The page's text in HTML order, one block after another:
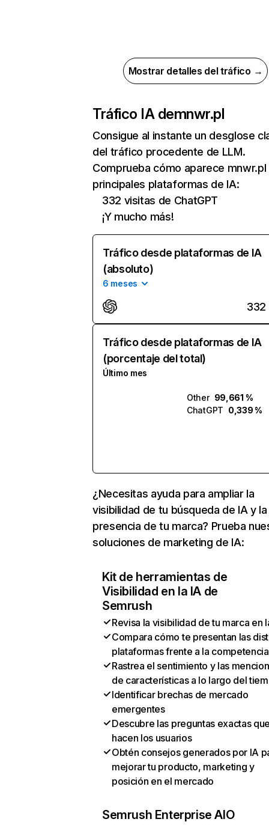
Mostrar detalles del tráfico →
Tráfico IA demnwr.pl
Consigue al instante un desglose
del tráfico procedente de LLM.
Comprueba cómo aparece mnwr.pl
principales plataformas de IA:
332 visitas de ChatGPT
¡Y mucho más!
Tráfico desde plataformas de IA
(absoluto)
6 meses
332
Tráfico desde plataformas de IA
(porcentaje del total)
Último mes
Other 99,661 %
ChatGPT 0,339 %
¿Necesitas ayuda para ampliar la
visibilidad de tu búsqueda de IA y la
presencia de tu marca? Prueba
soluciones de marketing de IA:
Kit de herramientas de
Visibilidad en la IA de
Semrush
Revisa la visibilidad de tu marca en
Compara cómo te presentan las
plataformas frente a la competencia
Rastrea el sentimiento y las
de características a lo largo del
Identificar brechas de mercado
emergentes
Descubre las preguntas exactas
hacen los usuarios
Obtén consejos generados por IA
mejorar tu producto, marketing y
posición en el mercado
Semrush Enterprise AIO